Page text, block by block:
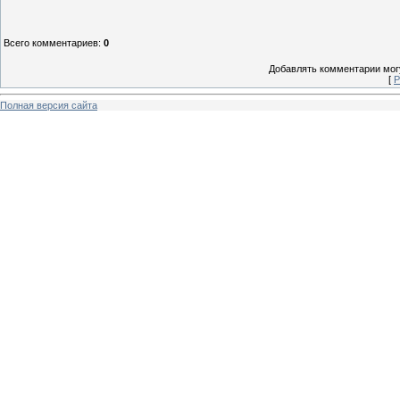
Всего комментариев: 0
Добавлять комментарии
[
Полная версия сайта